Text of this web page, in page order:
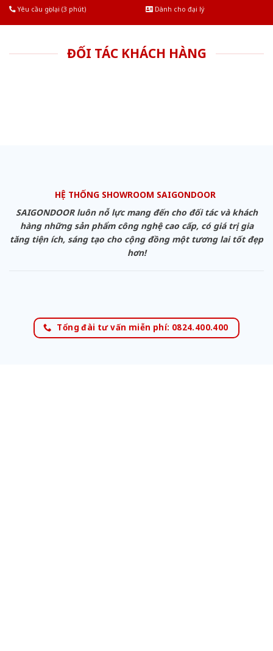
Yêu cầu gọi lại (3 phút)
Dành cho đại lý
ĐỐI TÁC KHÁCH HÀNG
HỆ THỐNG SHOWROOM SAIGONDOOR
SAIGONDOOR luôn nỗ lực mang đến cho đối tác và khách
hàng những sản phẩm công nghệ cao cấp, có giá trị gia
tăng tiện ích, sáng tạo cho cộng đồng một tương lai tốt đẹp
hơn!
Tổng đài tư vấn miễn phí: 0824.400.400